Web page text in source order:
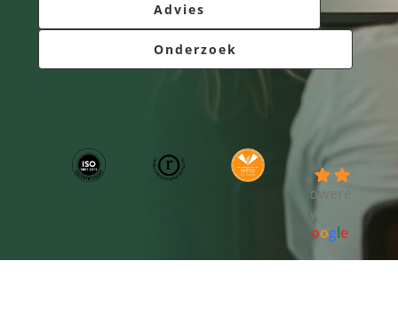
Advies
Onderzoek
4.7
powered
by
oogle